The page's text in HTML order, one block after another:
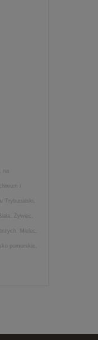
na
i
Trybunalski,
Żywiec,
Mielec,
pomorskie,